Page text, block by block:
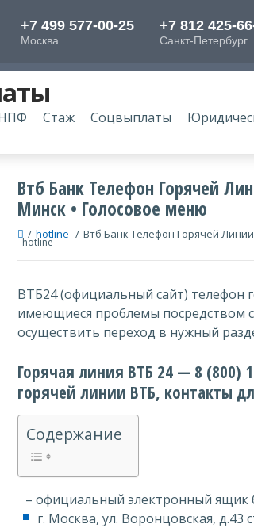
Стаж Соцвыплаты
Втб Банк Телефон Горячей
Минск • Голосовое меню
/ hotline / Втб Банк Телефон Горячей
hotline
ВТБ24 (официальный сайт) телефон
имеющиеся проблемы посредством
осуществить переход в нужный
Горячая линия ВТБ 24 — 8 (800)
горячей линии ВТБ, контакты
Содержание
– официальный электронный ящик
г. Москва, ул. Воронцовская, д.43